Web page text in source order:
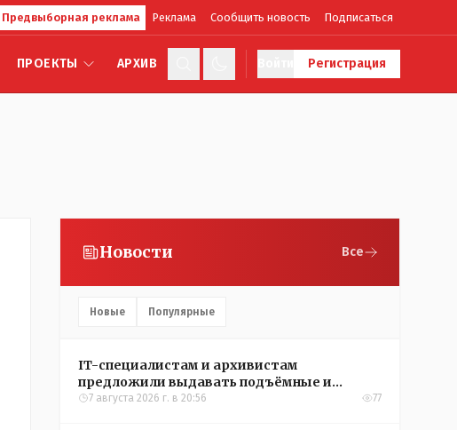
Предвыборная реклама Реклама Сообщить новость Подписаться
ПРОЕКТЫ АРХИВ Регистрация
Новости Все
Новые Популярные
IT-специалистам и архивистам
предложили выдавать подъёмные и
кредиты на жильё в сёлах Казахстана
7 августа 2026 г. в 20:56 77